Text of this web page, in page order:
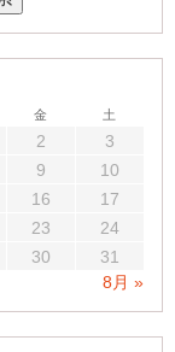
金 土
2
3
9
10
16
17
23
24
30
31
8月 »